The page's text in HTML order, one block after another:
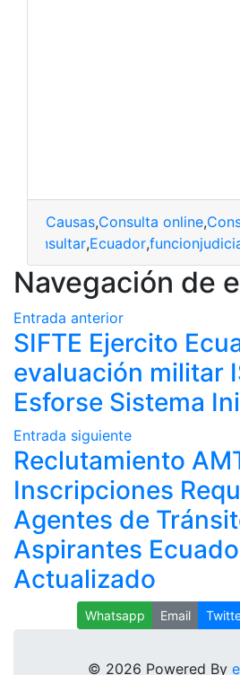
Causas,Consulta online,
Consultar,Ecuador,
Navegación de
Entrada anterior
SIFTE Ejercito
evaluación militar
Esforse Sistema
Entrada siguiente
Reclutamiento
Inscripciones
Agentes de
Aspirantes
Actualizado
Whatsapp Email
© 2026 Powered By